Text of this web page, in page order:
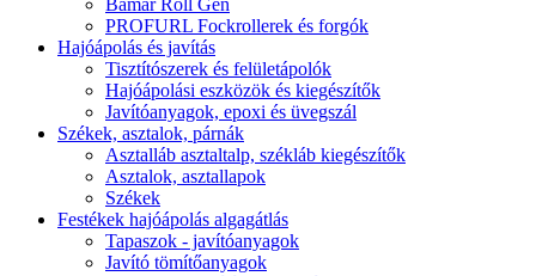
PROFURL Fockrollerek és forgók
Hajóápolás és javítás
Tisztítószerek és felületápolók
Hajóápolási eszközök és kiegészítők
Javítóanyagok, epoxi és üvegszál
Székek, asztalok, párnák
Asztalláb asztaltalp, székláb kiegészítők
Asztalok, asztallapok
Székek
Festékek hajóápolás algagátlás
Tapaszok - javítóanyagok
Javító tömítőanyagok